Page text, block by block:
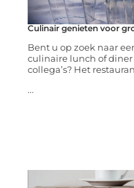
Culinair genieten voor
Bent u op zoek naar
culinaire lunch of
collega’s? Het
...